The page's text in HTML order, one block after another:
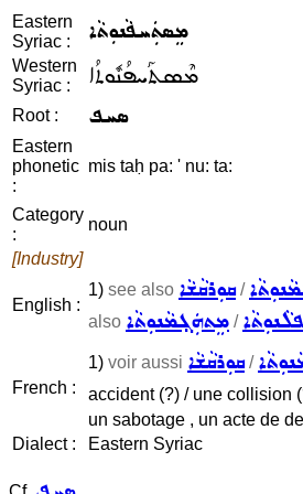
Eastern
Syriac :
ܡܸܣܬܲܚܦܵܢܘܼܬܵܐ
Western
Syriac :
ܡܶܣܬܰܚܦܳܢܽܘܬܳܐ
Root : ܣܚܦ
Eastern
phonetic
:
mis taḥ pa: ' nu: ta:
Category
:
noun
[Industry]
English :
1) see also ܩܘܼܪܩܵܫܵܐ/
also ܡܸܬܗܲܓ݂ܡܵܢܘܼܬܵܐ /
French :
1) voir aussi ܩܘܼܪܩܵܫܵܐ/
accident (?) / une collision
un sabotage , un acte de
Dialect :
Eastern Syriac